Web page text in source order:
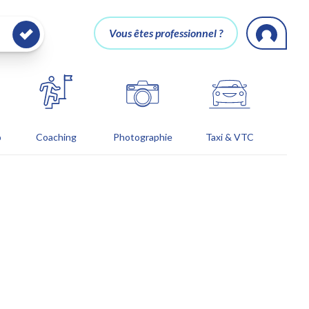
Vous êtes professionnel ?
Coaching Photographie Taxi & VTC